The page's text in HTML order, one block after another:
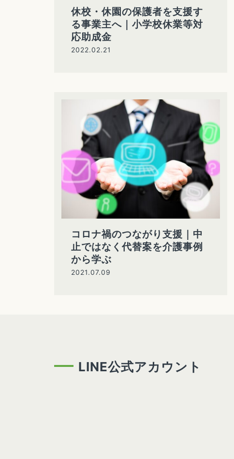
休校・休園の保護者を支援す
る事業主へ｜小学校休業等対
応助成金
2022.02.21
コロナ禍のつながり支援｜中
止ではなく代替案を介護事例
から学ぶ
2021.07.09
LINE公式アカウント